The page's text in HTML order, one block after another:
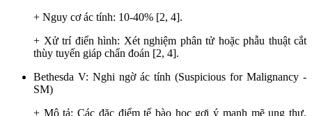
+ Nguy cơ ác tính: 10-40% [2, 4].
+ Xử trí điển hình: Xét nghiệm phân tử hoặc phẫu thuật cắt
thùy tuyến giáp chẩn đoán [2, 4].
Bethesda V: Nghi ngờ ác tính (Suspicious for Malignancy -
SM)
+ Mô tả: Các đặc điểm tế bào học gợi ý mạnh mẽ ung thư,